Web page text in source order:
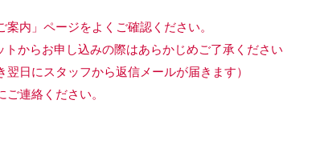
内」ページをよくご確認ください。
からお申し込みの際はあらかじめご了承ください
日にスタッフから返信メールが届きます）
連絡ください。